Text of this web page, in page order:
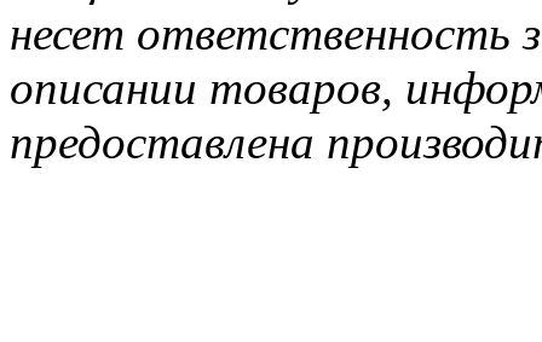
несет ответственность
описании товаров,
предоставлена